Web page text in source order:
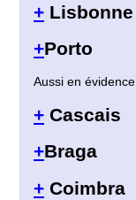
+ Lisbonne
+Porto
Aussi en
+ Cascais
+Braga
+ Coimbra